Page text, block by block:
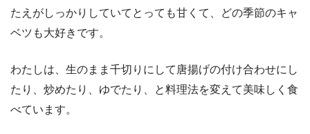
たえがしっかりしていてとっても甘くて、どの季節のキャ
ベツも大好きです。
わたしは、生のまま千切りにして唐揚げの付け合わせにし
たり、炒めたり、ゆでたり、と料理法を変えて美味しく食
べています。